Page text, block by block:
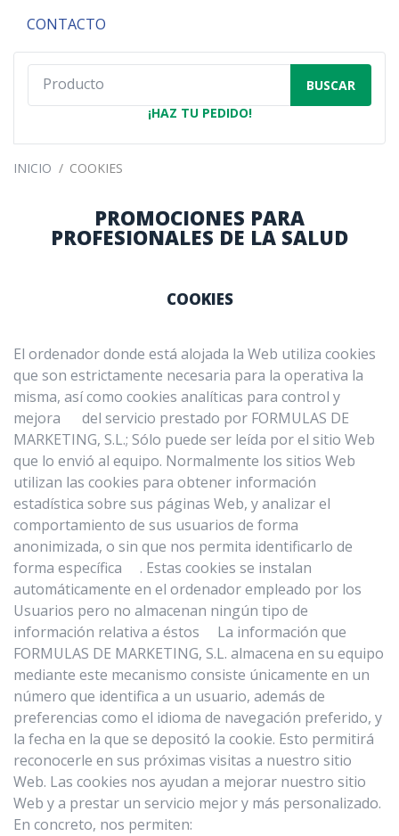
CONTACTO
BUSCAR
¡HAZ TU PEDIDO!
INICIO / COOKIES
PROMOCIONES PARA
PROFESIONALES DE LA SALUD
COOKIES
El ordenador donde está alojada la Web utiliza cookies
que son estrictamente necesaria para la operativa la
misma, así como cookies analíticas para control y
mejora del servicio prestado por FORMULAS DE
MARKETING, S.L.; Sólo puede ser leída por el sitio Web
que lo envió al equipo. Normalmente los sitios Web
utilizan las cookies para obtener información
estadística sobre sus páginas Web, y analizar el
comportamiento de sus usuarios de forma
anonimizada, o sin que nos permita identificarlo de
forma específica . Estas cookies se instalan
automáticamente en el ordenador empleado por los
Usuarios pero no almacenan ningún tipo de
información relativa a éstos La información que
FORMULAS DE MARKETING, S.L. almacena en su equipo
mediante este mecanismo consiste únicamente en un
número que identifica a un usuario, además de
preferencias como el idioma de navegación preferido, y
la fecha en la que se depositó la cookie. Esto permitirá
reconocerle en sus próximas visitas a nuestro sitio
Web. Las cookies nos ayudan a mejorar nuestro sitio
Web y a prestar un servicio mejor y más personalizado.
En concreto, nos permiten: